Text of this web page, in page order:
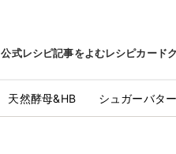
公式レシピ記事をよむレシピカード
天然酵母&HB シュガーバター